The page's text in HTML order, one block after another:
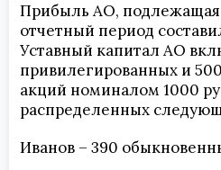
Прибыль АО,
отчетный период
Уставный капитал АО
привилегированных и
акций номиналом 1000
распределенных
Иванов – 390